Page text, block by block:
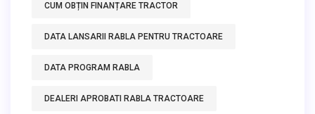
CUM OBȚIN FINANȚARE TRACTOR
DATA LANSARII RABLA PENTRU TRACTOARE
DATA PROGRAM RABLA
DEALERI APROBATI RABLA TRACTOARE